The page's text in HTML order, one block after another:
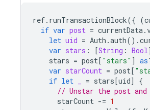
ref. runTransactionBlock({ (
if var post = currentData.
let uid = Auth .auth().
var stars : [String : Bool]
stars = post[ "stars" ] as
var starCount = post[
if let = stars[uid]
{
// Unstar the post
starCount -= 1